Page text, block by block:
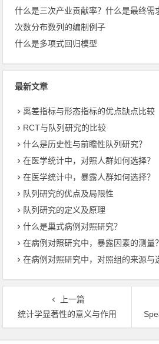
什么是三次产业贡献率？什么是最终需
次数分布数列的编制例子
什么是多项式回归模型
最新文章
离差指标与形态指标的优点缺点比较
RCT与队列研究的比较
什么是历史性与前瞻性队列研究？
在医学统计中，对照人群如何选择？
在医学统计中，暴露人群如何选择？
队列研究的优点及局限性
队列研究的定义及原理
什么是巢式病例对照研究？
在病例对照研究中，暴露因素的测量？
在病例对照研究中，对照组的来源与
上一篇
统计学显著性的意义与作用
文章导航